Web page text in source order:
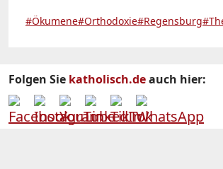
#Ökumene#Orthodoxie#Regensburg
Folgen Sie katholisch.deauch hier: